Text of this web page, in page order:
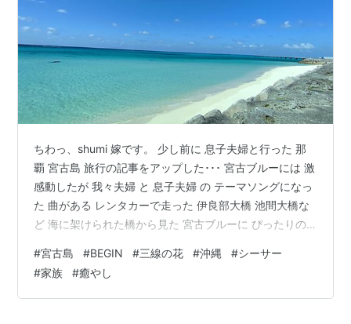
ちわっ、shumi 嫁です。 少し前に 息子夫婦と行った 那
覇 宮古島 旅行の記事をアップした･･･ 宮古ブルーには 激
感動したが 我々夫婦 と 息子夫婦 の テーマソングになっ
た 曲がある レンタカーで走った 伊良部大橋 池間大橋な
ど 海に架けられた橋から見た 宮古ブルーに ぴったりの
しか忘れられた おじいの形見の三線･･･ ♪ 歌詞もいいが
メロディも 絶品 (#^.^#) 未だに 口ずさんでしまう曲 ぜひ
一度 聴いてみてくださいな!!! (#^.^#) そして 一度は 宮古
#宮古島 #BEGIN #三線の花 #沖縄 #シーサー
#家族 #癒やし